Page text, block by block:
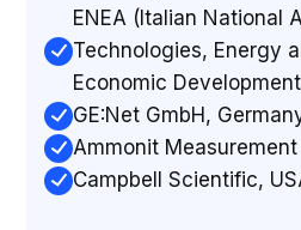
ENEA (Italian National
Technologies, Energy
Economic
GE:Net GmbH,
Ammonit
Campbell Scientific,